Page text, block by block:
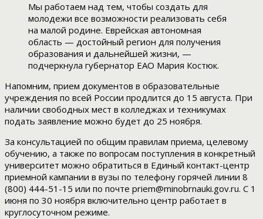
Мы работаем над тем, чтобы создать для
молодежи все возможности реализовать себя
на малой родине. Еврейская автономная
область — достойный регион для получения
образования и дальнейшей жизни, —
подчеркнула губернатор ЕАО Мария Костюк.
Напомним, прием документов в образовательные
учреждения по всей России продлится до 15 августа. При
наличии свободных мест в колледжах и техникумах
подать заявление можно будет до 25 ноября.
За консультацией по общим правилам приема, целевому
обучению, а также по вопросам поступления в конкретный
университет можно обратиться в Единый контакт-центр
приемной кампании в вузы по телефону горячей линии 8
(800) 444-51-15 или по почте priem@minobrnauki.gov.ru. С 1
июня по 30 ноября включительно центр работает в
круглосуточном режиме.